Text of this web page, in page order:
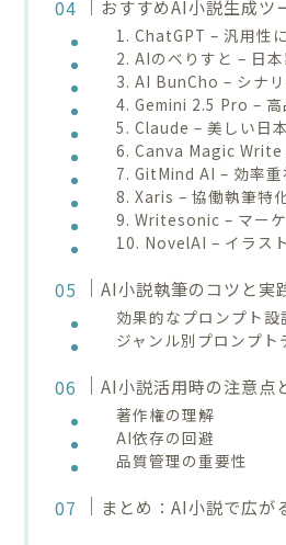
おすすめAI小説生成ツ
1. ChatGPT – 汎用性
2. AIのべりすと – 日
3. AI BunCho – シナ
4. Gemini 2.5 Pro –
5. Claude – 美しい日
6. Canva Magic Write
7. GitMind AI – 効率重
8. Xaris – 協働執筆特
9. Writesonic – マー
10. NovelAI – イラス
AI小説執筆のコツと実
効果的なプロンプト設
ジャンル別プロンプト
AI小説活用時の注意点
著作権の理解
AI依存の回避
品質管理の重要性
まとめ：AI小説で広が